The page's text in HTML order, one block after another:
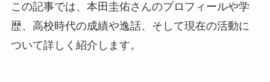
この記事では、本田圭佑さんのプロフィールや学
歴、高校時代の成績や逸話、そして現在の活動に
ついて詳しく紹介します。